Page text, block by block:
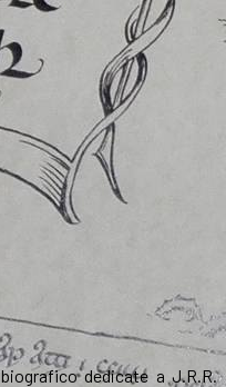
dedicate a J.R.R.